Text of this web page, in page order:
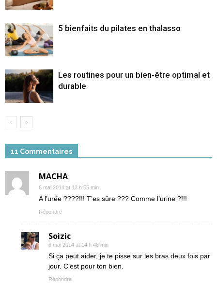
5 bienfaits du pilates en thalasso
Les routines pour un bien-être optimal et
durable
11 Commentaires
MACHA
6 mai 2014 at 13 h 55 min
A l’urée ????!!! T’es sûre ??? Comme l’urine ?!!!
Répondre
Soizic
6 mai 2014 at 14 h 48 min
Si ça peut aider, je te pisse sur les bras deux fois par
jour. C’est pour ton bien.
Répondre